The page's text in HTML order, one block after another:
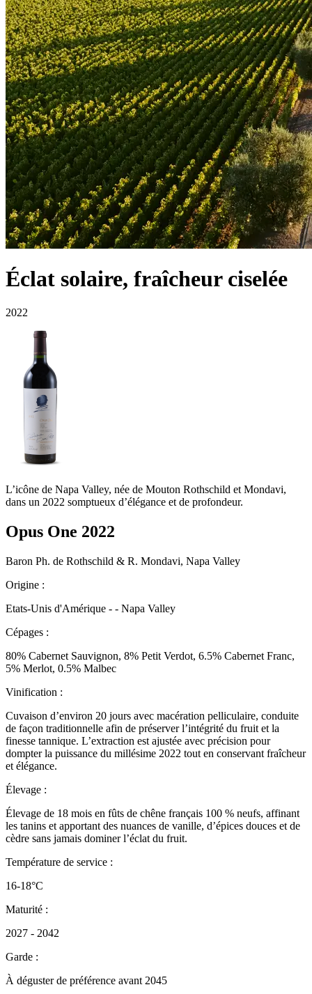
Éclat solaire, fraîcheur ciselée
2022
L’icône de Napa Valley, née de Mouton Rothschild et Mondavi,
dans un 2022 somptueux d’élégance et de profondeur.
Opus One 2022
Baron Ph. de Rothschild & R. Mondavi, Napa Valley
Origine :
Etats-Unis d'Amérique - - Napa Valley
Cépages :
80% Cabernet Sauvignon, 8% Petit Verdot, 6.5% Cabernet Franc,
5% Merlot, 0.5% Malbec
Vinification :
Cuvaison d’environ 20 jours avec macération pelliculaire, conduite
de façon traditionnelle afin de préserver l’intégrité du fruit et la
finesse tannique. L’extraction est ajustée avec précision pour
dompter la puissance du millésime 2022 tout en conservant fraîcheur
et élégance.
Élevage :
Élevage de 18 mois en fûts de chêne français 100 % neufs, affinant
les tanins et apportant des nuances de vanille, d’épices douces et de
cèdre sans jamais dominer l’éclat du fruit.
Température de service :
16-18°C
Maturité :
2027 - 2042
Garde :
À déguster de préférence avant 2045